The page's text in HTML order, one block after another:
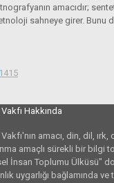
amacıdır;
sahneye girer.
1415
Hakkında
amacı, din, dil, ırk,
amaçlı sürekli bir bilgi
İnsan Toplumu Ülküsü"
uygarlığı bağlamında